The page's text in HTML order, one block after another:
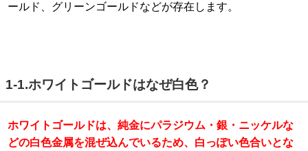
ールド、グリーンゴールドなどが存在します。
1-1.ホワイトゴールドはなぜ白色？
ホワイトゴールドは、純金にパラジウム・銀・ニッケルな
どの白色金属を混ぜ込んでいるため、白っぽい色合いとな